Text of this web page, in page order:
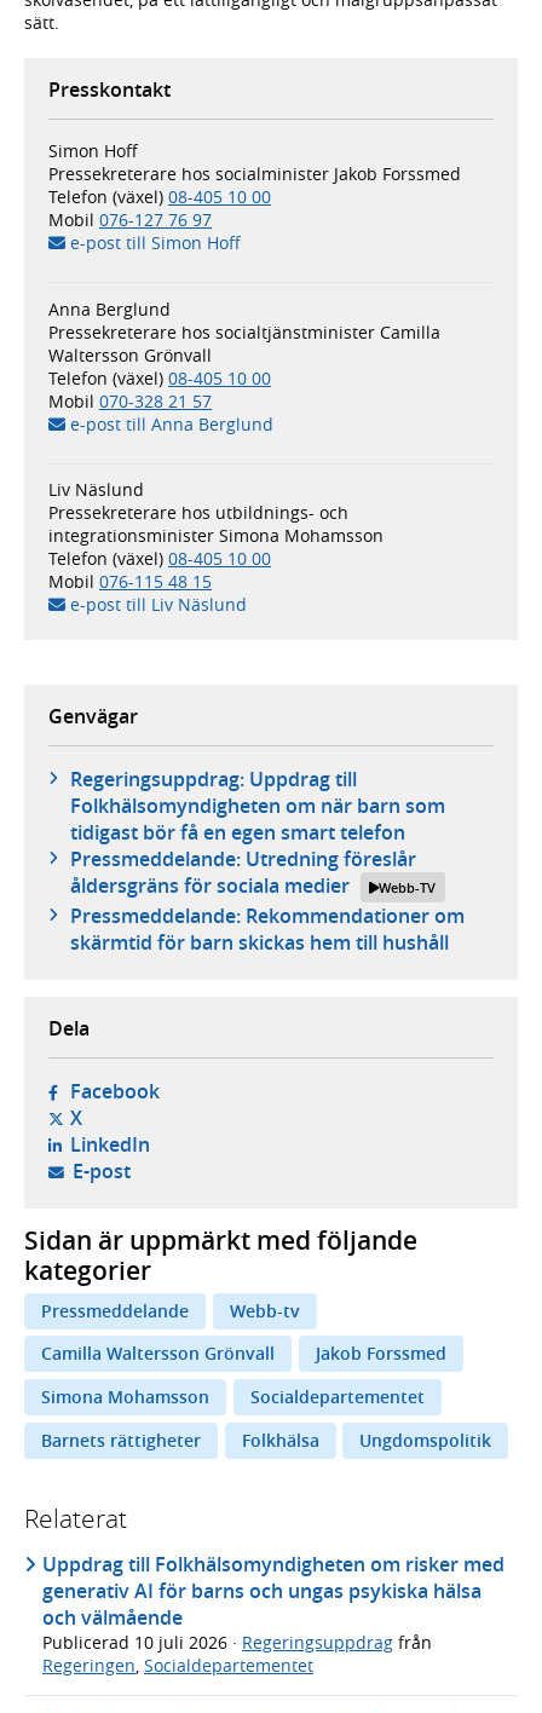
sätt.
Presskontakt
Simon Hoff
Pressekreterare hos socialminister Jakob Forssmed
Telefon (växel) 08-405 10 00
Mobil 076-127 76 97
e-post till Simon Hoff
Anna Berglund
Pressekreterare hos socialtjänstminister Camilla
Waltersson Grönvall
Telefon (växel) 08-405 10 00
Mobil 070-328 21 57
e-post till Anna Berglund
Liv Näslund
Pressekreterare hos utbildnings- och
integrationsminister Simona Mohamsson
Telefon (växel) 08-405 10 00
Mobil 076-115 48 15
e-post till Liv Näslund
Genvägar
Regeringsuppdrag: Uppdrag till
Folkhälsomyndigheten om när barn som
tidigast bör få en egen smart telefon
Pressmeddelande: Utredning föreslår
åldersgräns för sociala medier
Webb-TV
Pressmeddelande: Rekommendationer om
skärmtid för barn skickas hem till hushåll
Dela
Facebook- öppnas i ny flik, extern webbplats,
X- öppnas i ny flik, extern webbplats,
LinkedIn- öppnas i ny flik, extern webbplats,
E-post- öppnar din e-postklient,
Sidan är uppmärkt med följande
kategorier
Pressmeddelande
Webb-tv
Camilla Waltersson Grönvall
Jakob Forssmed
Simona Mohamsson
Socialdepartementet
Barnets rättigheter
Folkhälsa Ungdomspolitik
Relaterat
Uppdrag till Folkhälsomyndigheten om risker med
generativ AI för barns och ungas psykiska hälsa
och välmående
Publicerad 10 juli 2026 · Regeringsuppdrag från
Regeringen Socialdepartementet